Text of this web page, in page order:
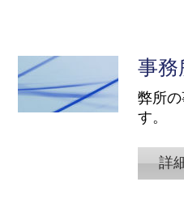
事務
弊所
す。
詳